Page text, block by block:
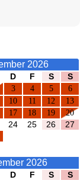
2026
D F S
S
3 4 5
6
10 11 12
13
17 18 19
20
24 25 26
27
2026
D F S
S